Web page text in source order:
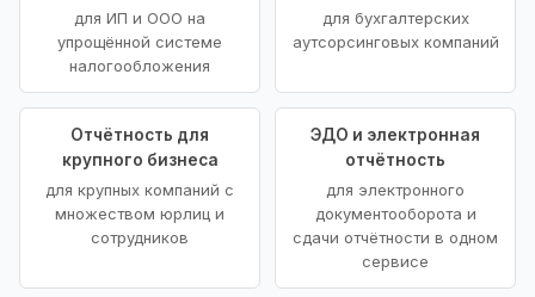
для ИП и ООО на
упрощённой системе
налогообложения
для бухгалтерских
аутсорсинговых компаний
Отчётность для
крупного бизнеса
для крупных компаний с
множеством юрлиц и
сотрудников
ЭДО и электронная
отчётность
для электронного
документооборота и
сдачи отчётности в одном
сервисе